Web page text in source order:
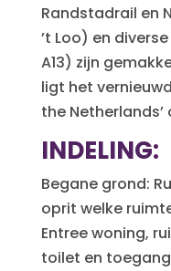
Randstadrail en
’t Loo) en
A13) zijn
ligt het
the
INDELING:
Begane grond:
oprit welke
Entree woning,
toilet en